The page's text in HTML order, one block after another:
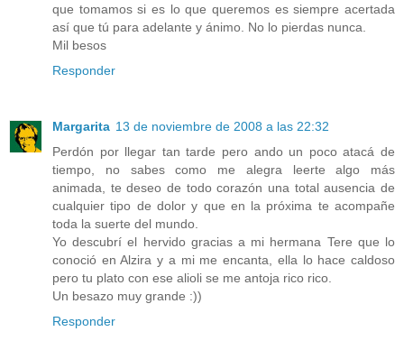
que tomamos si es lo que queremos es siempre acertada
así que tú para adelante y ánimo. No lo pierdas nunca.
Mil besos
Responder
Margarita 13 de noviembre de 2008 a las 22:32
Perdón por llegar tan tarde pero ando un poco atacá de
tiempo, no sabes como me alegra leerte algo más
animada, te deseo de todo corazón una total ausencia de
cualquier tipo de dolor y que en la próxima te acompañe
toda la suerte del mundo.
Yo descubrí el hervido gracias a mi hermana Tere que lo
conoció en Alzira y a mi me encanta, ella lo hace caldoso
pero tu plato con ese alioli se me antoja rico rico.
Un besazo muy grande :))
Responder